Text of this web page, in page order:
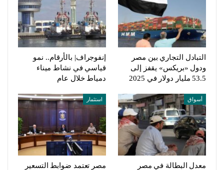
التبادل التجاري بين مصر
ودول «بريكس» يقفز إلى
53.5 مليار دولار في 2025
إنفوجراف| بالأرقام.. نمو
قياسي في نشاط ميناء
دمياط خلال عام
أسواق
معدل البطالة في مصر
استثمار
مصر تعتمد ضوابط التسعير